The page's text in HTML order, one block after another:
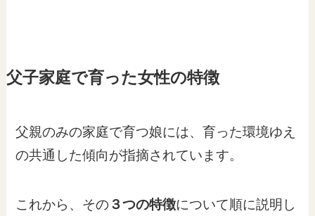
父子家庭で育った女性の特徴
父親のみの家庭で育つ娘には、育った環境ゆえ
の共通した傾向が指摘されています。
これから、その３つの特徴について順に説明し